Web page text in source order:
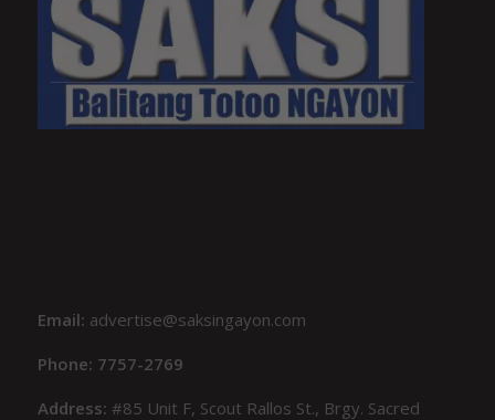
Email: advertise@saksingayon.com
Phone: 7757-2769
Address:#85 Unit F, Scout Rallos St., Brgy. Sacred